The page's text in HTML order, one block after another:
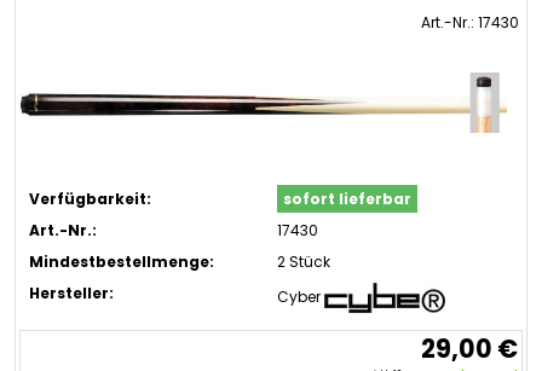
Art.-Nr.: 17430
Verfügbarkeit:
sofort lieferbar
Art.-Nr.:
17430
Mindestbestellmenge:
2 Stück
Hersteller:
Cyber
29,00 €